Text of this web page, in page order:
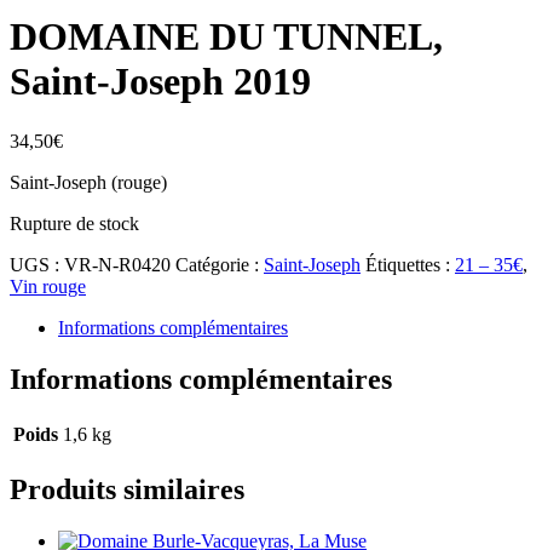
DOMAINE DU TUNNEL,
Saint-Joseph 2019
34,50€
Saint-Joseph (rouge)
Rupture de stock
UGS : VR-N-R0420 Catégorie : Saint-Joseph Étiquettes : 21 – 35€,
Vin rouge
Informations complémentaires
Informations complémentaires
Poids 1,6 kg
Produits similaires